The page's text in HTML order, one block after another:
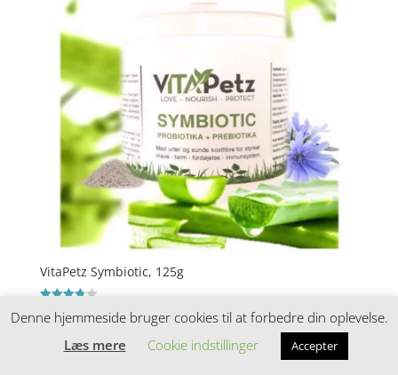
VitaPetz Symbiotic, 125g
3.8
kr.349,00
Denne hjemmeside bruger cookies til at forbedre din oplevelse.
Læs mere
Cookie indstillinger Accepter